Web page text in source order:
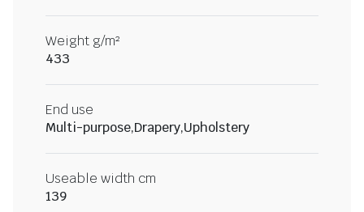
Weight g/m²
433
End use
Multi-purpose,Drapery,Upholstery
Useable width cm
139